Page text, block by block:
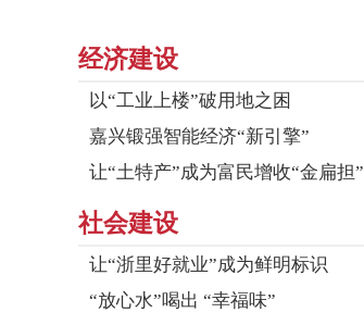
经济建设
以“工业上楼”破用地之困
嘉兴锻强智能经济“新引擎”
让“土特产”成为富民增收“金扁担”
社会建设
让“浙里好就业”成为鲜明标识
“放心水”喝出 “幸福味”